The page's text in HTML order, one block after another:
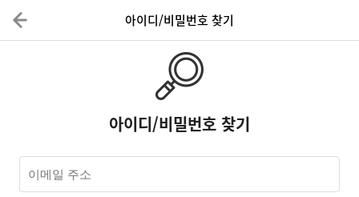
아이디/비밀번호 찾기
아이디/비밀번호 찾기